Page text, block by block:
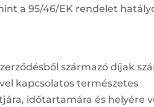
a 95/46/EK rendelet
származó díjak
kapcsolatos természetes
időtartamára és helyére